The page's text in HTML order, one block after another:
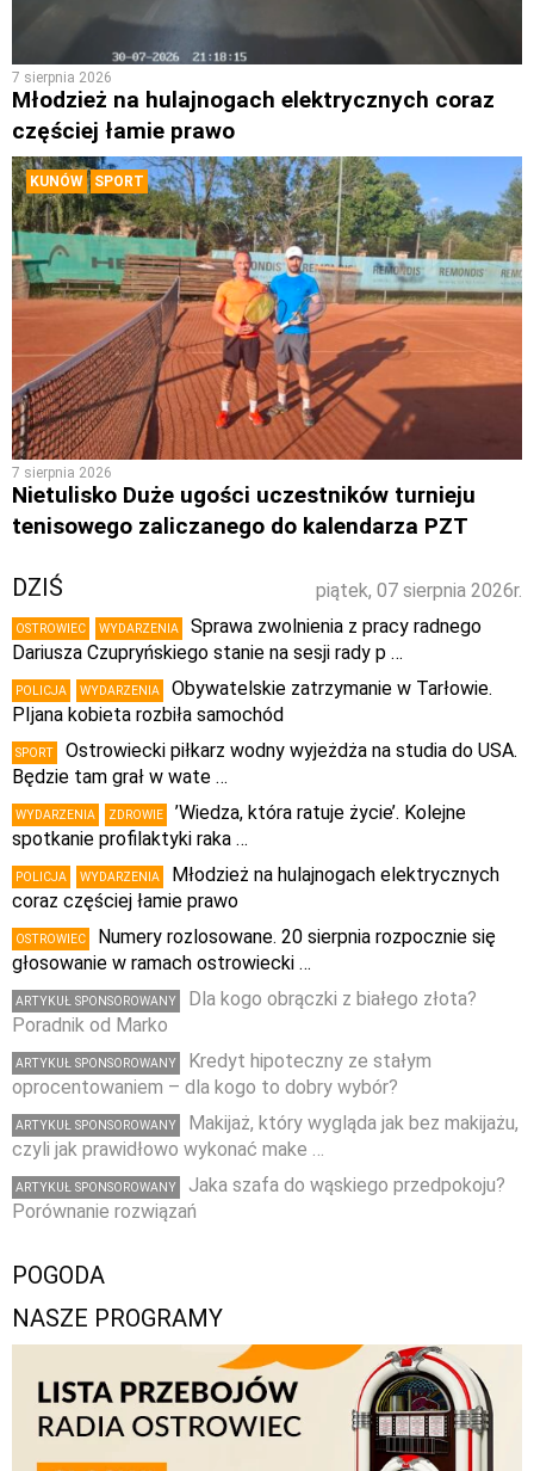
7 sierpnia 2026
Młodzież na hulajnogach elektrycznych coraz
częściej łamie prawo
KUNÓW SPORT
7 sierpnia 2026
Nietulisko Duże ugości uczestników turnieju
tenisowego zaliczanego do kalendarza PZT
piątek, 07 sierpnia 2026r.
DZIŚ
OSTROWIEC WYDARZENIA
Sprawa zwolnienia z pracy radnego
Dariusza Czupryńskiego stanie na sesji rady p …
POLICJA WYDARZENIA
Obywatelskie zatrzymanie w Tarłowie.
PIjana kobieta rozbiła samochód
SPORT
Ostrowiecki piłkarz wodny wyjeżdża na studia do USA.
Będzie tam grał w wate …
WYDARZENIA ZDROWIE
’Wiedza, która ratuje życie’. Kolejne
spotkanie profilaktyki raka …
POLICJA WYDARZENIA
Młodzież na hulajnogach elektrycznych
coraz częściej łamie prawo
OSTROWIEC
Numery rozlosowane. 20 sierpnia rozpocznie się
głosowanie w ramach ostrowiecki …
ARTYKUŁ SPONSOROWANY
Dla kogo obrączki z białego złota?
Poradnik od Marko
ARTYKUŁ SPONSOROWANY
Kredyt hipoteczny ze stałym
oprocentowaniem – dla kogo to dobry wybór?
ARTYKUŁ SPONSOROWANY
Makijaż, który wygląda jak bez makijażu,
czyli jak prawidłowo wykonać make …
ARTYKUŁ SPONSOROWANY
Jaka szafa do wąskiego przedpokoju?
Porównanie rozwiązań
POGODA
NASZE PROGRAMY